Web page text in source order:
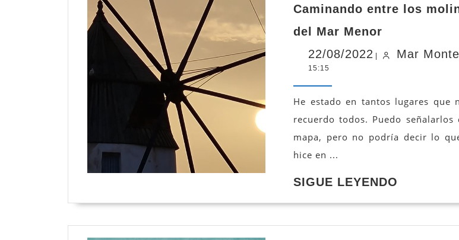
Caminando entre los
del Mar Menor
los
Mar
Menor
22/08/2022 22/08/2022
Mar
15:15
He estado en tantos lugares que
recuerdo todos. Puedo señalarlos
mapa, pero no podría decir lo
hice en ...
SIGUE LEYENDO